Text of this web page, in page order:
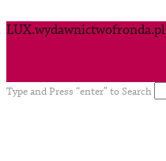
LUX.wydawnictwofronda.pl
Type and Press “enter” to Search